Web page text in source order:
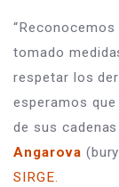
tomado
respetar los
esperamos
de sus
Angarova
SIRGE.